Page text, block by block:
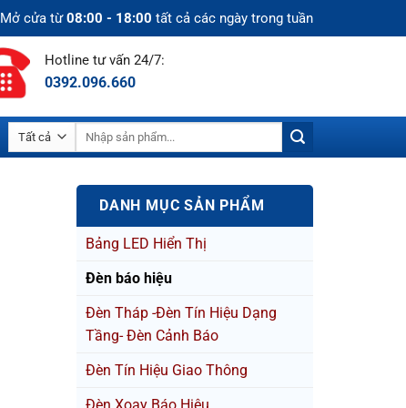
Mở cửa từ08:00 - 18:00 tất cả các ngày trong tuần
Hotline tư vấn 24/7:
0392.096.660
DANH MỤC SẢN PHẨM
Bảng LED Hiển Thị
Đèn báo hiệu
Đèn Tháp -Đèn Tín Hiệu Dạng
Tầng- Đèn Cảnh Báo
Đèn Tín Hiệu Giao Thông